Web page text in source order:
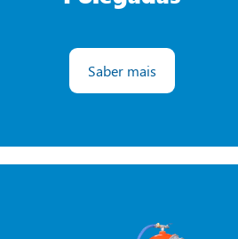
Saber mais